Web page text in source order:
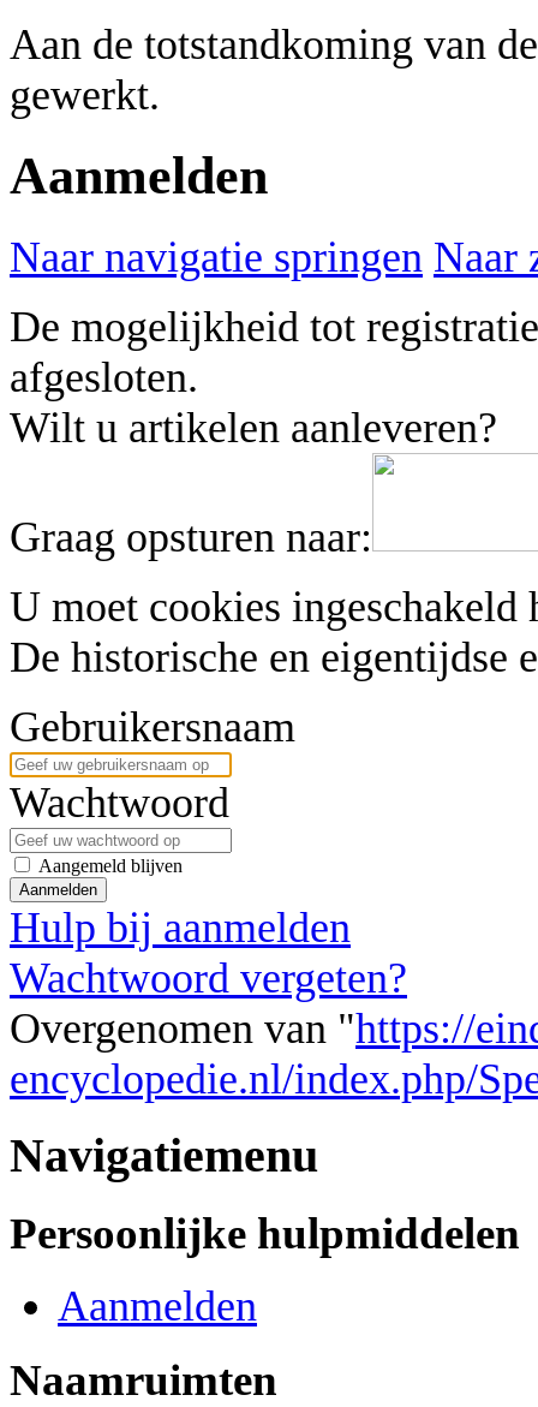
Aan de totstandkoming van
gewerkt.
Aanmelden
Naar navigatie springen Naar
De mogelijkheid tot
afgesloten.
Wilt u artikelen aanleveren?
Graag opsturen naar:
U moet cookies ingeschakeld
De historische en eigentijdse
Gebruikersnaam
Wachtwoord
Aangemeld blijven
Aanmelden
Hulp bij aanmelden
Wachtwoord vergeten?
Overgenomen van "https://
encyclopedie.nl/index.php/
Navigatiemenu
Persoonlijke hulpmiddelen
Aanmelden
Naamruimten